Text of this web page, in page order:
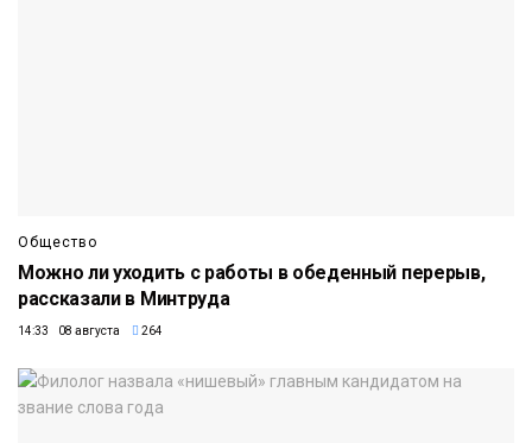
Общество
Можно ли уходить с работы в обеденный перерыв,
рассказали в Минтруда
14:33 08 августа 264